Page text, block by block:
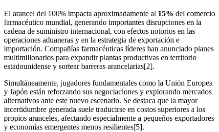
El arancel del 100% impacta aproximadamente al 15% del comercio
farmacéutico mundial, generando importantes disrupciones en la
cadena de suministro internacional, con efectos notorios en las
operaciones aduaneras y en la estrategia de exportación e
importación. Compañías farmacéuticas líderes han anunciado planes
multimillonarios para expandir plantas productivas en territorio
estadounidense y sortear barreras arancelarias[2].
Simultáneamente, jugadores fundamentales como la Unión Europea
y Japón están reforzando sus negociaciones y explorando mercados
alternativos ante este nuevo escenario. Se destaca que la mayor
incertidumbre generada suele traducirse en costos superiores a los
propios aranceles, afectando especialmente a pequeños exportadores
y economías emergentes menos resilientes[5].